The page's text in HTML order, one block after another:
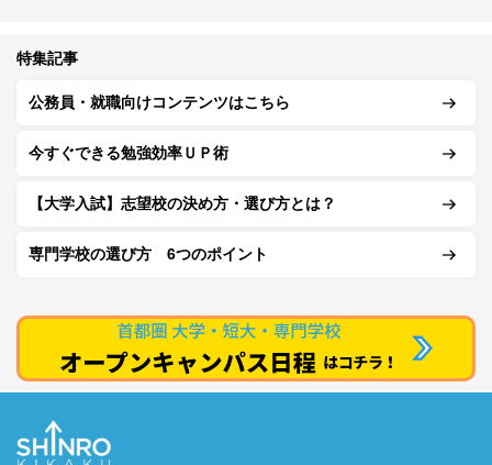
特集記事
公務員・就職向けコンテンツはこちら
今すぐできる勉強効率ＵＰ術
【大学入試】志望校の決め方・選び方とは？
専門学校の選び方 6つのポイント